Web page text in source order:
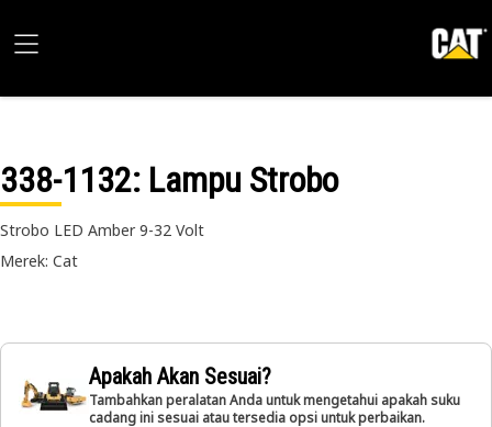
338-1132: Lampu Strobo
Strobo LED Amber 9-32 Volt
Merek: Cat
Apakah Akan Sesuai?
Tambahkan peralatan Anda untuk mengetahui apakah suku
cadang ini sesuai atau tersedia opsi untuk perbaikan.